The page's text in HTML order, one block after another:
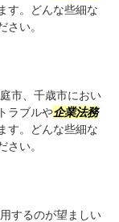
す。どんな些細な
さい。
市、千歳市におい
ラブルや企業法務
す。どんな些細な
さい。
するのが望ましい